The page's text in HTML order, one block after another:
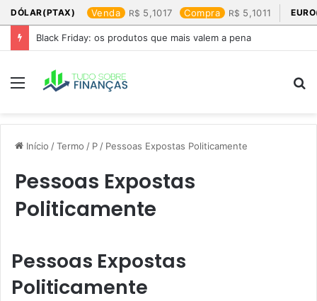
DÓLAR(PTAX) Venda 5,1017 Compra 5,1011
Black Friday: os produtos que mais valem a pena
Menu
Início /Termo / P / Pessoas Expostas Politicamente
Pessoas Expostas
Politicamente
Pessoas Expostas
Politicamente